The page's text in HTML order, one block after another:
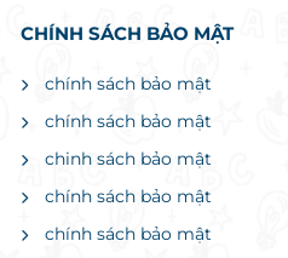
CHÍNH SÁCH BẢO MẬT
chính sách bảo mật
chính sách bảo mật
chinh sách bảo mật
chính sách bảo mật
chính sách bảo mật